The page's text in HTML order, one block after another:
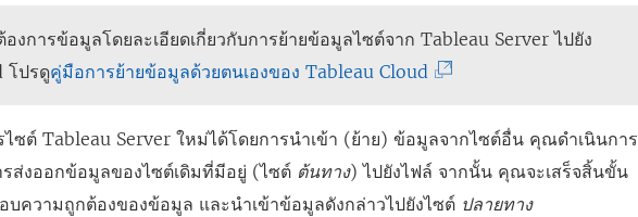
งการข้อมูลโดยละเอียดเกี่ยวกับการย้ายข้อมูลไซต์จาก Tableau Server ไปยัง
โปรดูคู่มือการย้ายข้อมูลด้วยตนเองของ Tableau Cloud (
ง
ก์
จ
ไซต์Tableau Server ใหม่ได้โดยการนำเข้า (ย้าย) ข้อมูลจากไซต์อื่น คุณดำเนินการ
ส่งออกข้อมูลของไซต์เดิมที่มีอยู่ (ไซต์ ต้นทาง) ไปยังไฟล์ จากนั้น คุณจะเสร็จสิ้นขั้น
บความถูกต้องของข้อมูล และนำเข้าข้อมูลดังกล่าวไปยังไซต์ ปลายทาง